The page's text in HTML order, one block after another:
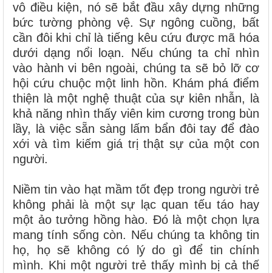
vô điều kiện, nó sẽ bắt đầu xây dựng những
bức tường phòng vệ. Sự ngông cuồng, bất
cần đôi khi chỉ là tiếng kêu cứu được mã hóa
dưới dạng nổi loạn. Nếu chúng ta chỉ nhìn
vào hành vi bên ngoài, chúng ta sẽ bỏ lỡ cơ
hội cứu chuộc một linh hồn. Khám phá điểm
thiện là một nghệ thuật của sự kiên nhẫn, là
khả năng nhìn thấy viên kim cương trong bùn
lầy, là việc sẵn sàng lấm bẩn đôi tay để đào
xới và tìm kiếm giá trị thật sự của một con
người.
Niềm tin vào hạt mầm tốt đẹp trong người trẻ
không phải là một sự lạc quan tếu táo hay
một ảo tưởng hồng hào. Đó là một chọn lựa
mang tính sống còn. Nếu chúng ta không tin
họ, họ sẽ không có lý do gì để tin chính
mình. Khi một người trẻ thấy mình bị cả thế